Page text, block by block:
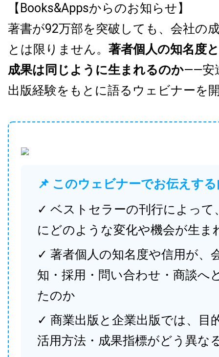
【Books&Appsからのお知らせ】
著書が92万部を突破しても、会社の
とは限りません。 著者個人の知名度
成果は同じように生まれるのか——安
出版経験をもとに語るウェビナーを
📌 このウェビナーでお伝えす
✓ ベストセラーの刊行によって
にどのような変化や機会が生ま
✓ 著者個人の知名度や信用が、
知・採用・問い合わせ・商談へ
たのか
✓ 商業出版と企業出版では、目
活用方法・成果指標がどう異な